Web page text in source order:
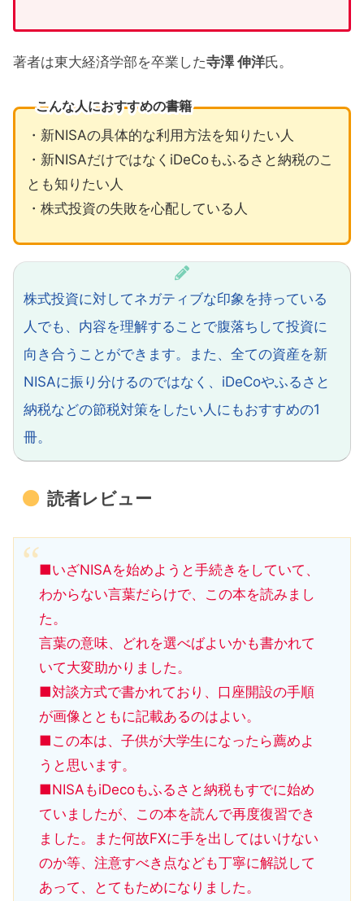
著者は東大経済学部を卒業した寺澤 伸洋氏。
こんな人におすすめの書籍
・新NISAの具体的な利用方法を知りたい人
・新NISAだけではなくiDeCoもふるさと納税のこ
とも知りたい人
・株式投資の失敗を心配している人
株式投資に対してネガティブな印象を持っている
人でも、内容を理解することで腹落ちして投資に
向き合うことができます。また、全ての資産を新
NISAに振り分けるのではなく、iDeCoやふるさと
納税などの節税対策をしたい人にもおすすめの1
冊。
読者レビュー
■いざNISAを始めようと手続きをしていて、
わからない言葉だらけで、この本を読みまし
た。
言葉の意味、どれを選べばよいかも書かれて
いて大変助かりました。
■対談方式で書かれており、口座開設の手順
が画像とともに記載あるのはよい。
■この本は、子供が大学生になったら薦めよ
うと思います。
■NISAもiDecoもふるさと納税もすでに始め
ていましたが、この本を読んで再度復習でき
ました。また何故FXに手を出してはいけない
のか等、注意すべき点なども丁寧に解説して
あって、とてもためになりました。